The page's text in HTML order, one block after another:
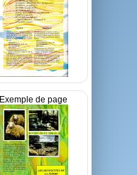
Exemple de page